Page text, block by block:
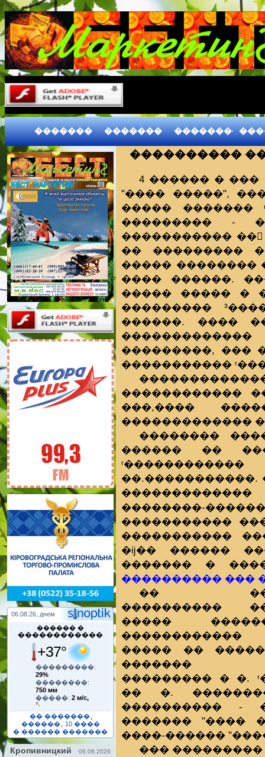
������� ������� ����������
06.08.26, днем
������ �
������������
+37°
���������:
29%
��������:
750 мм
�����: 2 м/с,
�� �������
������
10 ����
� ������ �������
����������
4 ������ �
"���� �����",
����� �������
��������� -
�����������
�� ���������
����� ��������
���� ������.
����� ����� �
���������
������. ����
���������, ���
�����������
������������
���,����
�������������
��������
������ ��
��.�����������.
��������-
�����������
�����������
�ĳ�� ������
���������� ���
��
����������
�����
����� ��
�������
��������� � �.
�� �.
���������� -
������� "����
����-������
���